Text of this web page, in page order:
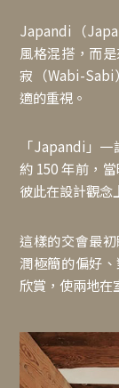
Japandi（
風格混搭，而
寂（Wabi-Sabi
適的重視。
「Japandi」
約 150 年前，
彼此在設計觀念
這樣的交會最
潤極簡的偏好
欣賞，使兩地在